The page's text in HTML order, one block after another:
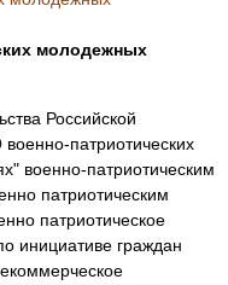
молодежных
Российской
патриотических
военно-патриотическим
патриотическим
патриотическое
инициативе граждан